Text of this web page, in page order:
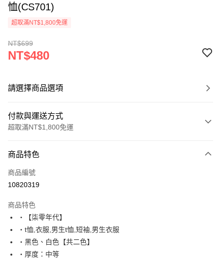
恤(CS701)
超取滿NT$1,800免運
NT$699
NT$480
請選擇商品選項
付款與運送方式
超取滿NT$1,800免運
信用卡一次付款
超商取貨付款
Apple Pay
街口支付
悠遊付
商品特色
商品編號
10820319
商品特色
‧【柒零年代】
‧t恤,衣服,男生t恤,短袖,男生衣服
‧黑色、白色【共二色】
‧厚度：中等